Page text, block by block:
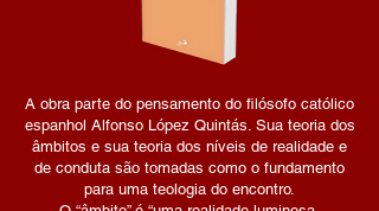
A obra parte do pensamento do filósofo católico
espanhol Alfonso López Quintás. Sua teoria dos
âmbitos e sua teoria dos níveis de realidade e
de conduta são tomadas como o fundamento
para uma teologia do encontro.